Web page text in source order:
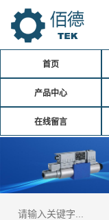
首页
产品中心
在线留言